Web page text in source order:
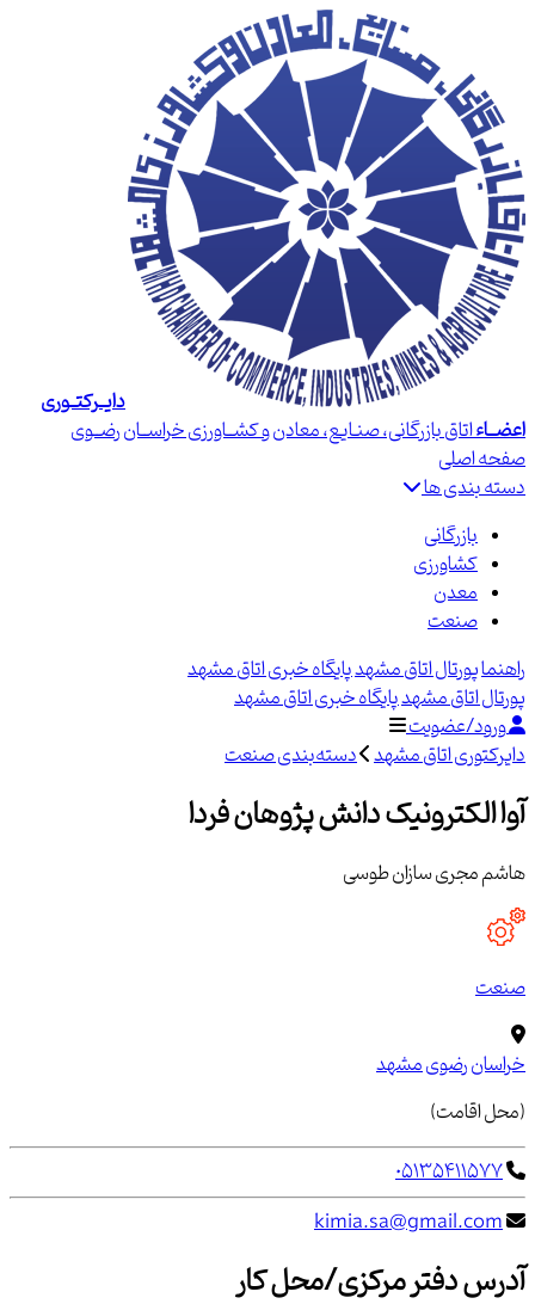
دایــرکتــوری
اعضــاءاتاق بازرگانی، صنـایع، معادن و کشــاورزی خراســان رضــوی
صفحه اصلی
دسته بندی ها
بازرگانی
کشاورزی
معدن
صنعت
راهنماپورتال اتاق مشهدپایگاه خبری اتاق مشهد
پورتال اتاق مشهدپایگاه خبری اتاق مشهد
ورود/عضویت
دایرکتوری اتاق مشهد دسته‌بندی صنعت
آوا الکترونیک دانش پژوهان فردا
هاشم مجری سازان طوسی
صنعت
خراسان رضویمشهد
(محل اقامت)
05135411577
kimia.sa@gmail.com
آدرس دفتر مرکزی/محل کار